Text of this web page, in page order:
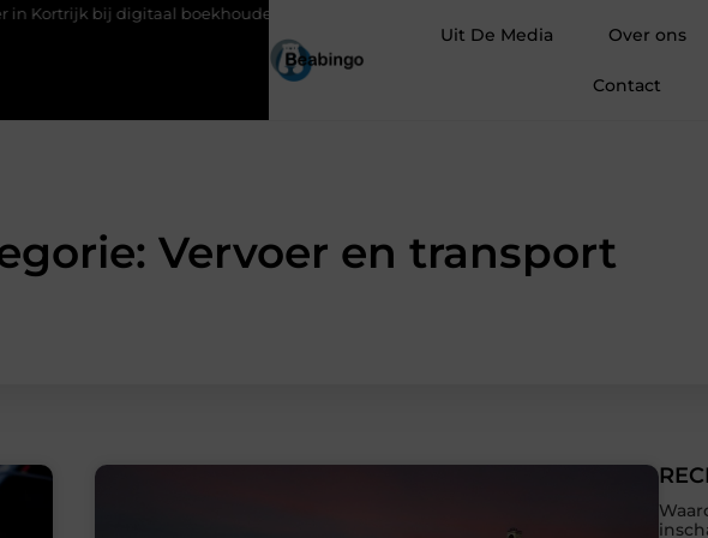
digitaal boekhouden? Groothandel voor schoonheidsproducten als basis voor sterke
Uit De Media Over ons
Contact
Vervoer en transport